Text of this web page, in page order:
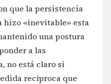
que la persistencia
hizo «inevitable» esta
una postura
a las
no está claro si
recíproca que